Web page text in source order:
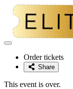
Adaugă
favoriteOrder tickets
Share
This event is over.